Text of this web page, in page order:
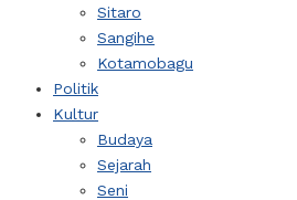
Sitaro
Sangihe
Kotamobagu
Politik
Kultur
Budaya
Sejarah
Seni